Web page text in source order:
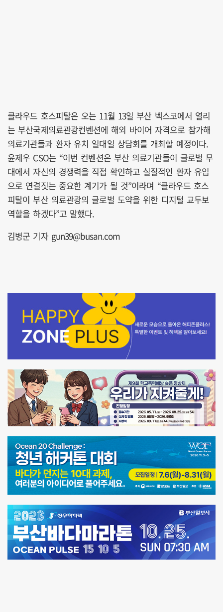
클라우드 호스피탈은 오는 11월 13일 부산 벡스코에서 열리
는 부산국제의료관광컨벤션에 해외 바이어 자격으로 참가해
의료기관들과 환자 유치 일대일 상담회를 개최할 예정이다.
윤제우 CSO는 “이번 컨벤션은 부산 의료기관들이 글로벌 무
대에서 자신의 경쟁력을 직접 확인하고 실질적인 환자 유입
으로 연결짓는 중요한 계기가 될 것”이라며 “클라우드 호스
피탈이 부산 의료관광의 글로벌 도약을 위한 디지털 교두보
역할을 하겠다”고 말했다.
김병군 기자 gun39@busan.com